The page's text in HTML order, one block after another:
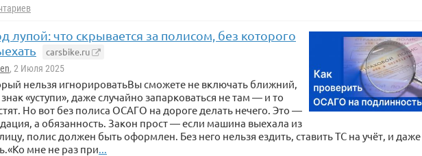
лупой: что скрывается за полисом, без которого
carsbike.ru
, 2 Июля 2025
нельзя игнорироватьВы сможете не включать ближний,
«уступи», даже случайно запарковаться не там — и то
Но вот без полиса ОСАГО на дороге делать нечего. Это —
а обязанность. Закон прост — если машина выехала из
полис должен быть оформлен. Без него нельзя ездить, ставить ТС на учёт, и даже
мне не раз при...